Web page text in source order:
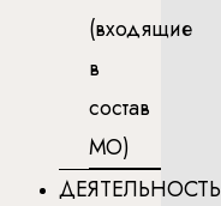
(входящие
в
состав
МО)
ДЕЯТЕЛЬНОСТЬ